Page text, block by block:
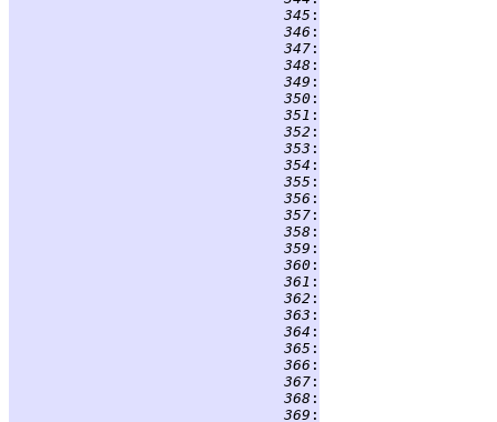
345 :
346 :
347 :
348 :
349 :
350 :
351 :
352 :
353 :
354 :
355 :
356 :
357 :
358 :
359 :
360 :
361 :
362 :
363 :
364 :
365 :
366 :
367 :
368 :
369 :